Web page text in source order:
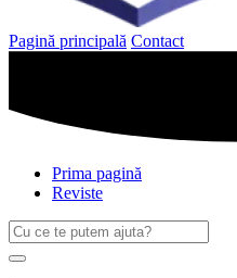
Pagină principală Contact
Prima pagină
Reviste
Caută
după:
Search